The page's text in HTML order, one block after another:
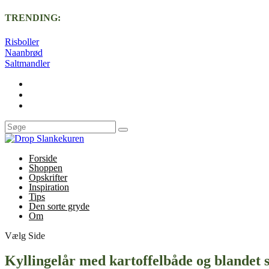
TRENDING:
Risboller
Naanbrød
Saltmandler
Forside
Shoppen
Opskrifter
Inspiration
Tips
Den sorte gryde
Om
Vælg Side
Kyllingelår med kartoffelbåde og blandet